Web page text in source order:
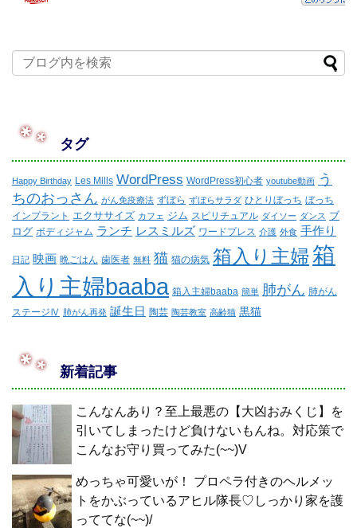
タグ
Happy Birthday Les Mills WordPress WordPress初心者 youtube動画 う
ちのおっさん がん免疫療法 ずぼら ずぼらサラダ ひとりぼっち ぼっち
インプラント エクササイズ カフェ ジム スピリチュアル ダイソー ダンス ブ
ログ ボディジャム ランチ レスミルズ ワードプレス 介護 外食 手作り
日記 映画 晩ごはん 歯医者 無料 猫 猫の病気 箱入り主婦箱
入り主婦baaba 箱入主婦baaba 簡単 肺がん 肺がん
ステージⅣ 肺がん再発 誕生日 陶芸 陶芸教室 高齢猫 黒猫
新着記事
こんなんあり？至上最悪の【大凶おみくじ】を
引いてしまったけど負けないもんね。対応策で
こんなお守り買ってみた(~~)V
めっちゃ可愛いが！ プロペラ付きのヘルメッ
トをかぶっているアヒル隊長♡しっかり家を護
っててな(~~)/